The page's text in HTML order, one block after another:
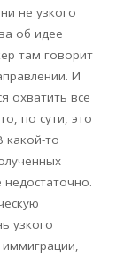
не узкого
об идее
там говорит
И
охватить все
по сути, это
какой-то
узкого